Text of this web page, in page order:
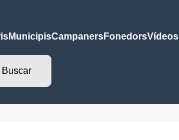
MunicipisCampanersFonedorsVídeos